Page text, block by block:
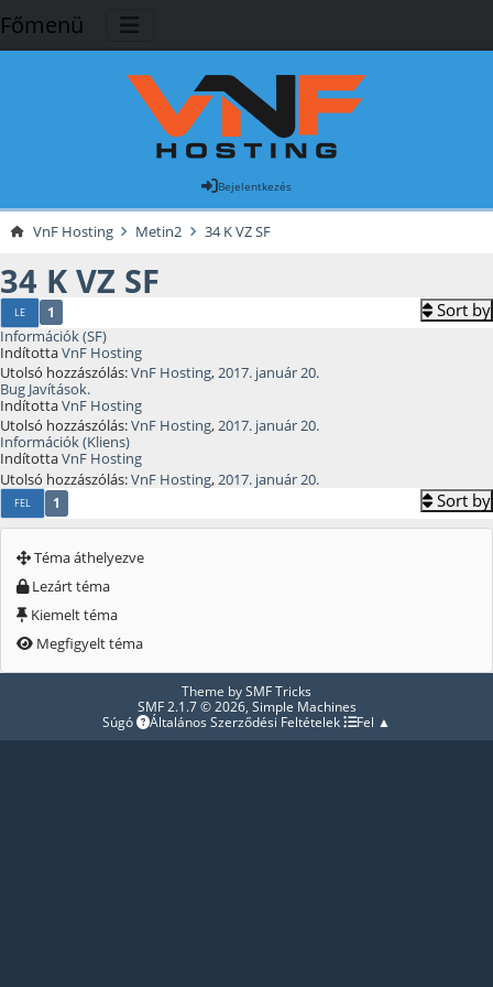
Főmenü
Bejelentkezés
VnF Hosting Metin2 34 K VZ SF
34 K VZ SF
LE 1 Sort by
Információk (SF)
IndítottaVnF Hosting
Utolsó hozzászólás:VnF Hosting,2017. január 20.
Bug Javítások.
IndítottaVnF Hosting
Utolsó hozzászólás:VnF Hosting,2017. január 20.
Információk (Kliens)
IndítottaVnF Hosting
Utolsó hozzászólás:VnF Hosting,2017. január 20.
FEL 1 Sort by
Téma áthelyezve
Lezárt téma
Kiemelt téma
Megfigyelt téma
Theme bySMF Tricks
SMF 2.1.7 © 2026, Simple Machines
Súgó
Általános Szerződési Feltételek Fel ▲